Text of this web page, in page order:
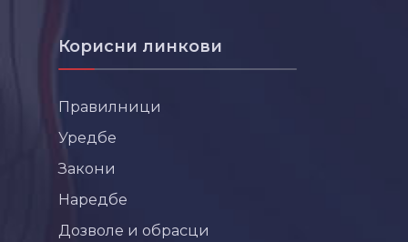
Корисни линкови
Правилници
Уредбе
Закони
Наредбе
Дозволе и обрасци